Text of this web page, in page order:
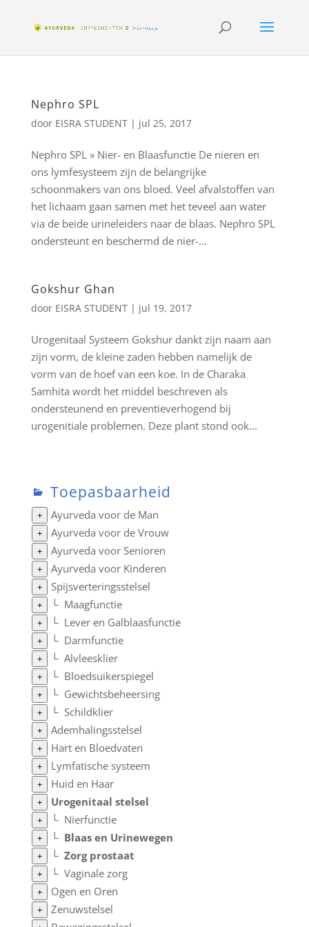
Nephro SPL
door EISRA STUDENT| jul 25, 2017
Nephro SPL » Nier- en Blaasfunctie De nieren en
ons lymfesysteem zijn de belangrijke
schoonmakers van ons bloed. Veel afvalstoffen van
het lichaam gaan samen met het teveel aan water
via de beide urineleiders naar de blaas. Nephro SPL
ondersteunt en beschermd de nier-...
Gokshur Ghan
door EISRA STUDENT| jul 19, 2017
Urogenitaal Systeem Gokshur dankt zijn naam aan
zijn vorm, de kleine zaden hebben namelijk de
vorm van de hoef van een koe. In de Charaka
Samhita wordt het middel beschreven als
ondersteunend en preventieverhogend bij
urogenitiale problemen. Deze plant stond ook...
Toepasbaarheid
+ Ayurveda voor de Man
+ Ayurveda voor de Vrouw
+ Ayurveda voor Senioren
+ Ayurveda voor Kinderen
+ Spijsverteringsstelsel
+ └ Maagfunctie
+ └ Lever en Galblaasfunctie
+ └ Darmfunctie
+ └ Alvleesklier
+ └ Bloedsuikerspiegel
+ └ Gewichtsbeheersing
+ └ Schildklier
+ Ademhalingsstelsel
+ Hart en Bloedvaten
+ Lymfatische systeem
+ Huid en Haar
+ Urogenitaal stelsel
+ └ Nierfunctie
+ └ Blaas en Urinewegen
+ └ Zorg prostaat
+ └ Vaginale zorg
+ Ogen en Oren
+ Zenuwstelsel